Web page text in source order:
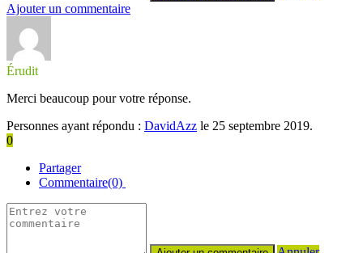
Ajouter un commentaire
Érudit
Merci beaucoup pour votre réponse.
Personnes ayant répondu : DavidAzz le 25 septembre 2019.
0
Partager
Commentaire(0)